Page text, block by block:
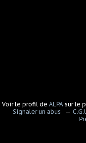
Voir le profil de ALPA sur le
Signaler un abus